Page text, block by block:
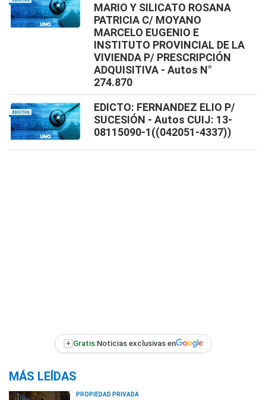
MARIO Y SILICATO ROSANA
PATRICIA C/ MOYANO
MARCELO EUGENIO E
INSTITUTO PROVINCIAL DE LA
VIVIENDA P/ PRESCRIPCIÓN
ADQUISITIVA - Autos N°
274.870
EDICTO: FERNANDEZ ELIO P/
SUCESIÓN - Autos CUIJ: 13-
08115090-1((042051-4337))
+ Gratis:Noticias exclusivas en
MÁS LEÍDAS
PROPIEDAD PRIVADA